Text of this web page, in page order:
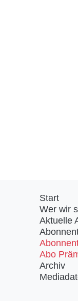
Start
Wer wir
Aktuelle
Abo
Archiv